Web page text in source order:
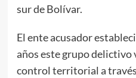
sur de Bolívar.
El ente acusador
años este grupo delictivo
control territorial a